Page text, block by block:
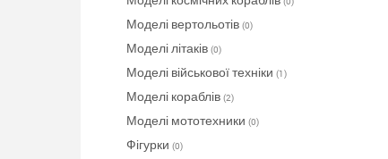
Моделі вертольотів (0)
Моделі літаків (0)
Моделі військової техніки (1)
Моделі кораблів (2)
Моделі мототехники (0)
Фігурки (0)